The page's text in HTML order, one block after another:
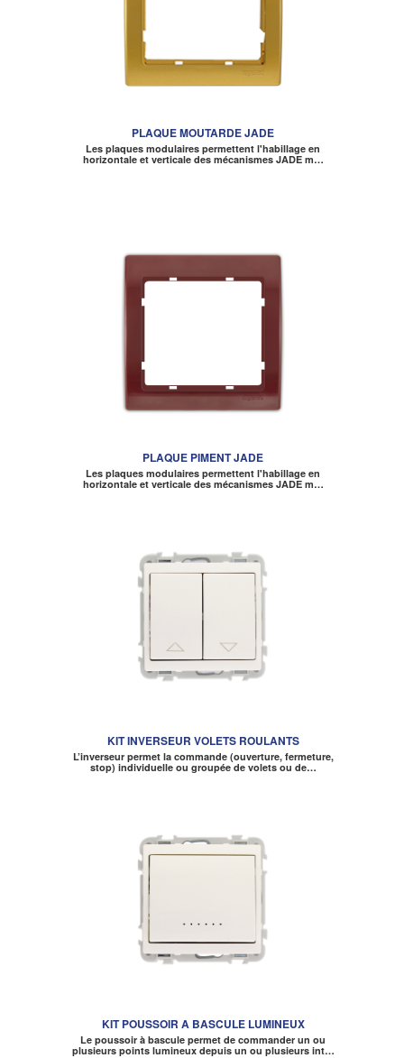
PLAQUE MOUTARDE JADE
Les plaques modulaires permettent l'habillage en
horizontale et verticale des mécanismes JADE m…
PLAQUE PIMENT JADE
Les plaques modulaires permettent l'habillage en
horizontale et verticale des mécanismes JADE m…
KIT INVERSEUR VOLETS ROULANTS
L’inverseur permet la commande (ouverture, fermeture,
stop) individuelle ou groupée de volets ou de…
KIT POUSSOIR A BASCULE LUMINEUX
Le poussoir à bascule permet de commander un ou
plusieurs points lumineux depuis un ou plusieurs int…